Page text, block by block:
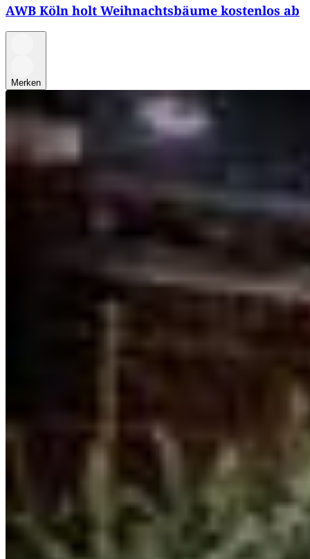
AWB Köln holt Weihnachtsbäume kostenlos ab
Merken